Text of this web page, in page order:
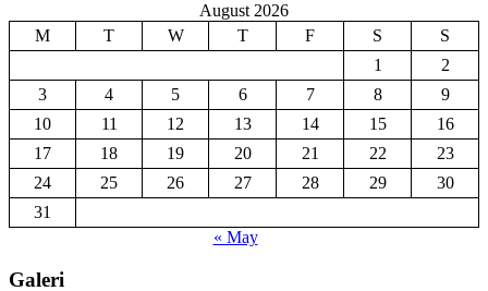
August 2026
M
T W T F S
S
1
2
3
4 5 6 7 8
9
10
11 12 13 14 15
16
17
18 19 20 21 22
23
24
25 26 27 28 29
30
31
« May
Galeri